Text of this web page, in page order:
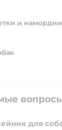
и
для